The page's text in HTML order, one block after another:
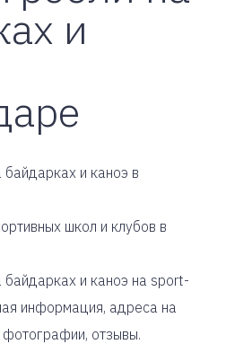
и
байдарках и каноэ в
школ и клубов в
байдарках и каноэ на sport-
информация, адреса на
отзывы.